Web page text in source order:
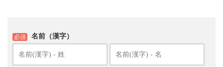
必須 名前（漢字）